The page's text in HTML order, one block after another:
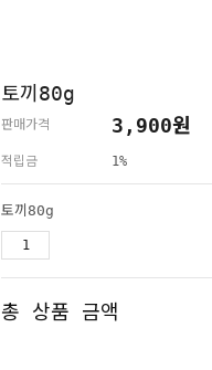
토끼80g
판매가격 3,900원
적립금 1%
토끼80g
총 상품 금액